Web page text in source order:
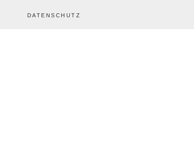
DATENSCHUTZ